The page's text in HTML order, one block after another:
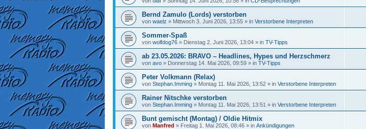
Bernd Zamulo (Lords) verstorben
von waelz » Mittwoch 3. Juni 2026, 13:55 » in Verstorbene Interpreten
Sommer-Spaß
von wolfdog76 » Dienstag 2. Juni 2026, 13:04 » in TV-Tipps
ab 23.05.2026: BRAVO – Headlines, Hypes und Herzschmerz
von avo » Donnerstag 14. Mai 2026, 09:59 » in TV-Tipps
Peter Volkmann (Relax)
von Stephan.Imming » Montag 11. Mai 2026, 13:52 » in Verstorbene Interpreten
Rainer Nitschke verstorben
von Stephan.Imming » Montag 11. Mai 2026, 13:51 » in Verstorbene Interpreten
Bunt gemischt (Montag) / Oldie Hitmix
von Manfred » Freitag 1. Mai 2026, 08:46 » in Ankündigungen